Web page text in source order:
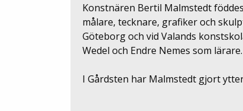
Konstnären Bertil Malmstedt
målare, tecknare, grafiker och
Göteborg och vid Valands
Wedel och Endre Nemes som lärare.
I Gårdsten har Malmstedt gjort